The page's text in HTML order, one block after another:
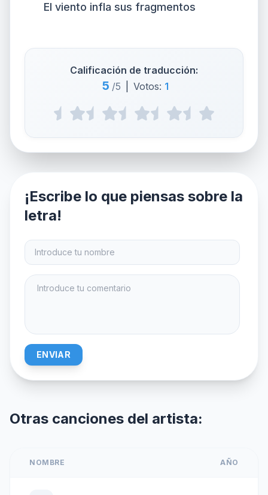
El viento infla sus fragmentos
Calificación de traducción:
5 /5 Votos: 1
¡Escribe lo que piensas sobre la
letra!
ENVIAR
Otras canciones del artista:
NOMBRE AÑO